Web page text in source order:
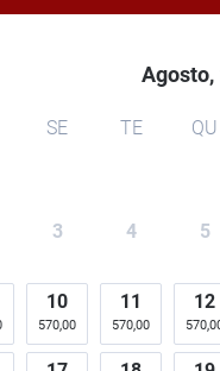
Agosto,
SE TE QU
3 4 5
10
570,00
11
570,00
12